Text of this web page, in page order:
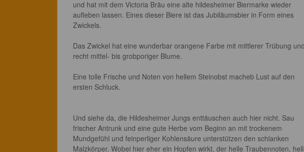
und hat mit dem Victoria Bräu eine alte hildesheimer Biermarke wieder
aufleben lassen. Eines dieser Biere ist das Jubiläumsbier in Form eines
Zwickels.
Das Zwickel hat eine wunderbar orangene Farbe mit mittlerer Trübung und
recht mittel- bis grobporiger Blume.
Eine tolle Frische und Noten von hellem Steinobst macheb Lust auf den
ersten Schluck.
Und siehe da, die Hildesheimer Jungs enttäuschen auch hier nicht. Sau
frischer Antrunk und eine gute Herbe vom Beginn an mit trockenem
Mundgefühl und feinperliger Kohlensäure unterstützen den schlanken
Malzkörper. Wobei hier eher ein Hopfen wirkt, der helle Traubennoten,